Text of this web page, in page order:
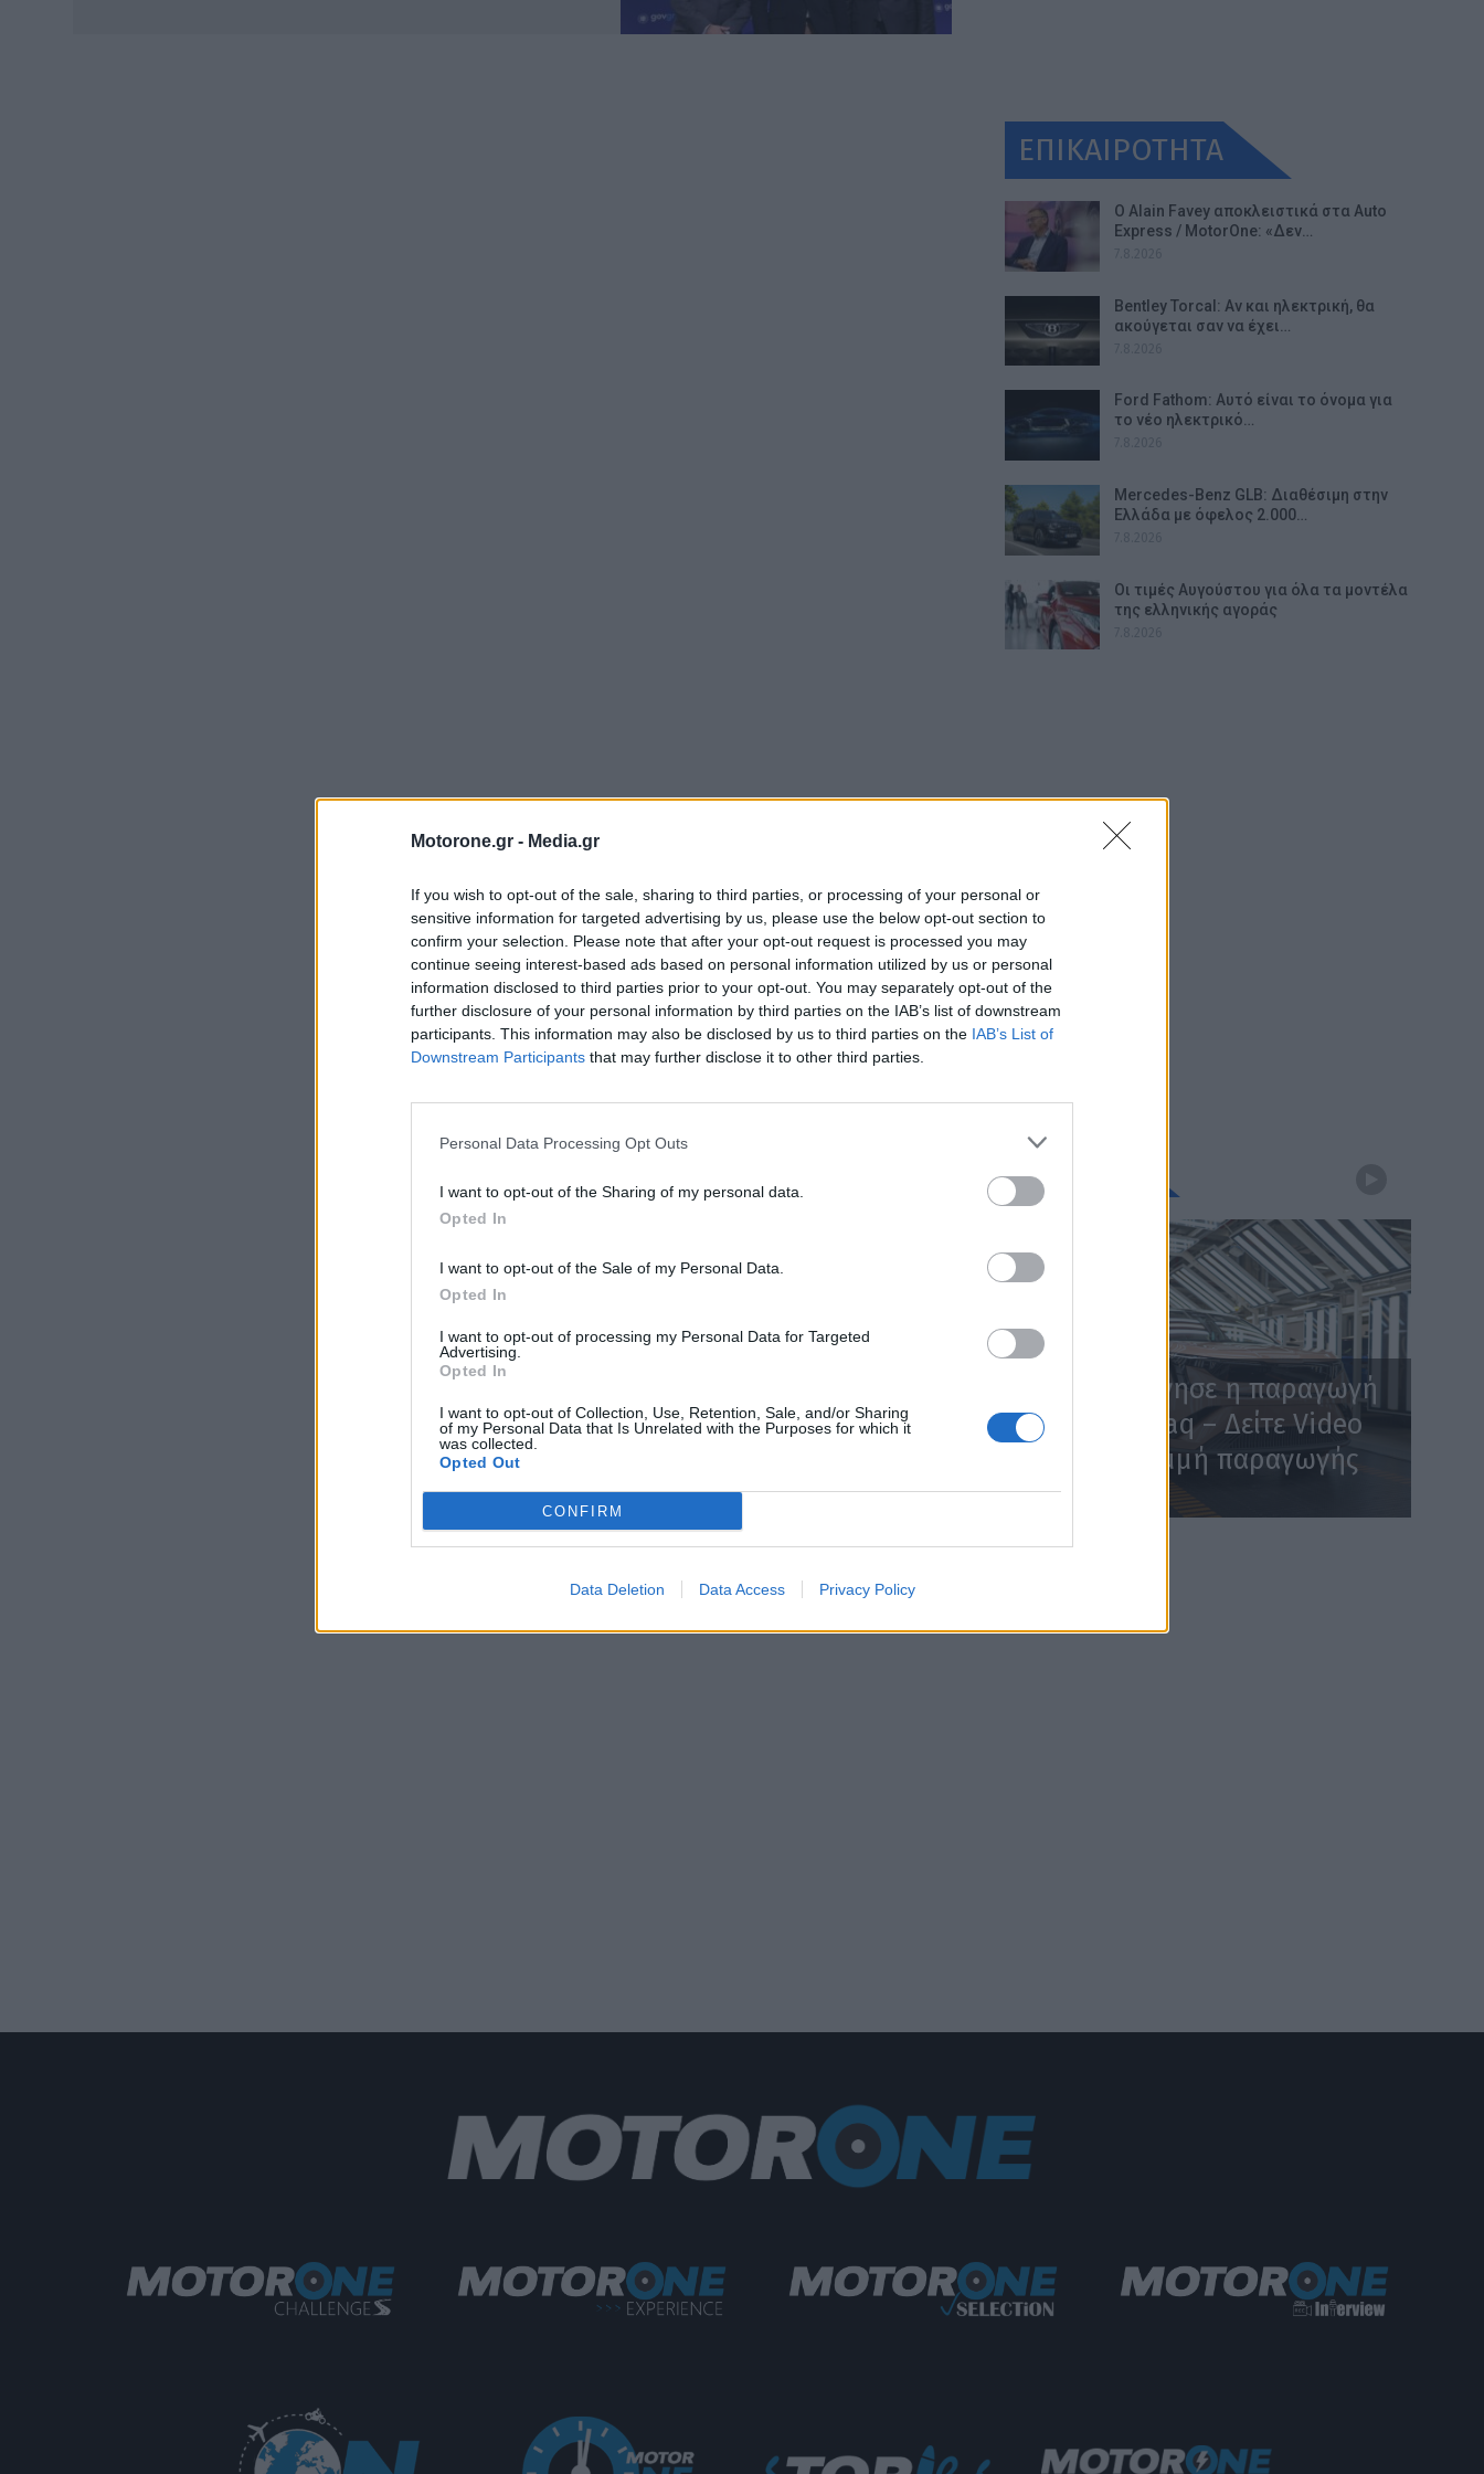
Motorone.gr - Media.gr
If you wish to opt-out of the sale, sharing to third parties, or processing of your personal or
sensitive information for targeted advertising by us, please use the below opt-out section to
confirm your selection. Please note that after your opt-out request is processed you may
continue seeing interest-based ads based on personal information utilized by us or personal
information disclosed to third parties prior to your opt-out. You may separately opt-out of the
further disclosure of your personal information by third parties on the IAB’s list of downstream
participants. This information may also be disclosed by us to third parties on the IAB’s List of
Downstream Participants that may further disclose it to other third parties.
Personal Data Processing Opt Outs
I want to opt-out of the Sharing of my personal data.
Opted In
I want to opt-out of the Sale of my Personal Data.
Opted In
I want to opt-out of processing my Personal Data for Targeted
Advertising.
Opted In
I want to opt-out of Collection, Use, Retention, Sale, and/or Sharing
of my Personal Data that Is Unrelated with the Purposes for which it
was collected.
Opted Out
CONFIRM
Data Deletion Data Access Privacy Policy
ΕΠΙΚΑΙΡΟΤΗΤΑ
Ο Alain Favey αποκλειστικά στα Auto
Express / MotorOne: «Δεν…
Bentley Torcal: Αν και ηλεκτρική, θα
ακούγεται σαν να έχει…
Ford Fathom: Αυτό είναι το όνομα για
το νέο ηλεκτρικό…
Mercedes-Benz GLB: Διαθέσιμη στην
Ελλάδα με όφελος 2.000…
Οι τιμές Αυγούστου για όλα τα μοντέλα
της ελληνικής αγοράς
WEBTV
Skoda: Ξεκίνησε η παραγωγή
του νέου Peaq – Δείτε Video
από τη γραμμή παραγωγής
WEB TV